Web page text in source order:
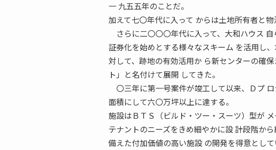
一 九五五年のことだ。
加えて七〇年代に入って からは土地所有者と
さらに二〇〇〇年代に入って、大和ハウス
証券化を始めとする様々なスキーム を活用し
対して、跡地の有効活用か ら新センターの確
ト」と名付けて展開 してきた。
〇三年に第一号案件が竣工して以来、Ｄプ
面積にして六〇万坪以上に達する。
施設はＢＴＳ（ビルド・ツー・スーツ）型が メ
テナントのニーズをきめ細やかに設 計段階か
備えた付加価値の高い施設 の開発を得意として